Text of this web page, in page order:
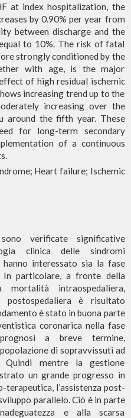
at index hospitalization, the
by 0.90% per year from
between discharge and the
to 10%. The risk of fatal
strongly conditioned by the
with age, is the major
of high residual ischemic
increasing trend up to the
increasing over the
around the fifth year. These
for long-term secondary
of a continuous
Heart failure; Ischemic
verificate significative
clinica delle sindromi
hanno interessato sia la fase
In particolare, a fronte della
mortalità intraospedaliera,
post­ospedaliera è risultato
è stato in buona parte
coronarica nella fase
a breve termine,
di sopravvissuti ad
mentre la gestione
un grande progresso in
l’assistenza post-
parallelo. Ciò è in parte
e alla scarsa